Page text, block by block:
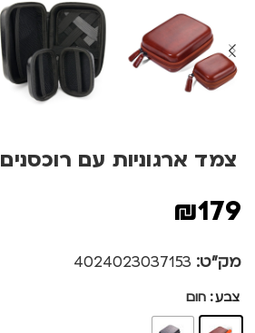
צמד ארגוניות עם רוכסנים ONPACK
₪179
מק"ט: 4024023037153
צבע חום